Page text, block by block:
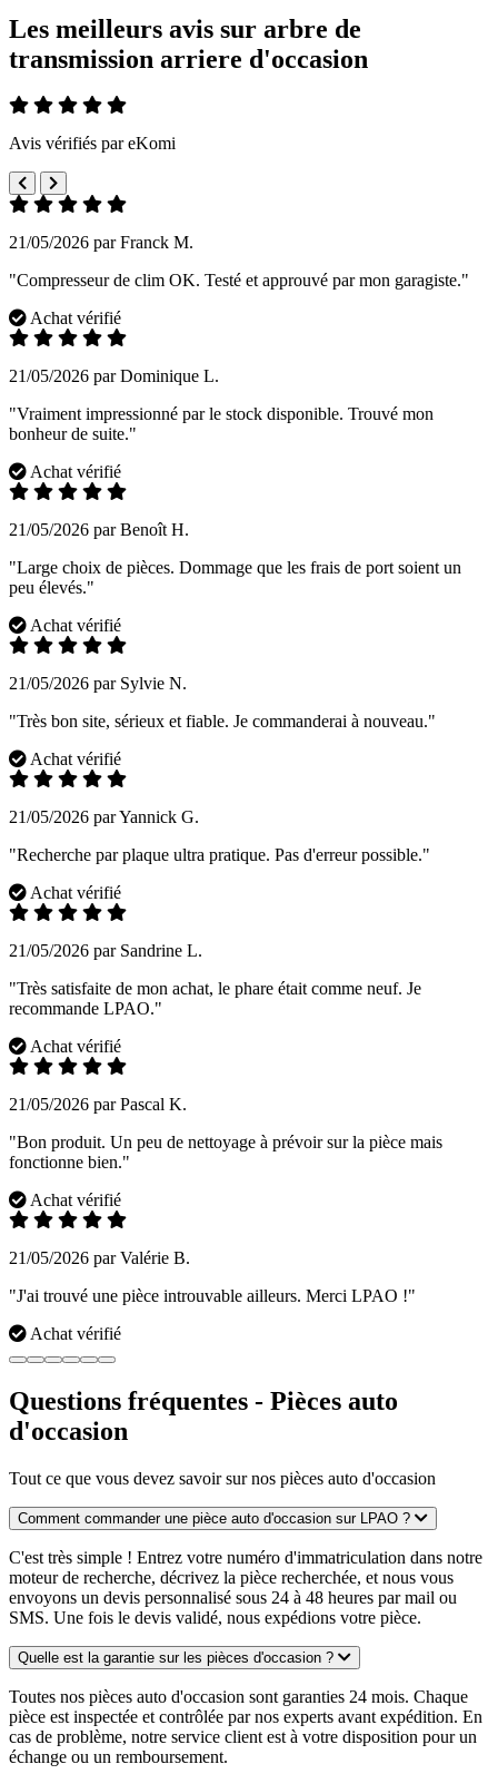
Les meilleurs avis sur arbre de
transmission arriere d'occasion
Avis vérifiés par eKomi
21/05/2026 par Franck M.
"Compresseur de clim OK. Testé et approuvé par mon garagiste."
Achat vérifié
21/05/2026 par Dominique L.
"Vraiment impressionné par le stock disponible. Trouvé mon
bonheur de suite."
Achat vérifié
21/05/2026 par Benoît H.
"Large choix de pièces. Dommage que les frais de port soient un
peu élevés."
Achat vérifié
21/05/2026 par Sylvie N.
"Très bon site, sérieux et fiable. Je commanderai à nouveau."
Achat vérifié
21/05/2026 par Yannick G.
"Recherche par plaque ultra pratique. Pas d'erreur possible."
Achat vérifié
21/05/2026 par Sandrine L.
"Très satisfaite de mon achat, le phare était comme neuf. Je
recommande LPAO."
Achat vérifié
21/05/2026 par Pascal K.
"Bon produit. Un peu de nettoyage à prévoir sur la pièce mais
fonctionne bien."
Achat vérifié
21/05/2026 par Valérie B.
"J'ai trouvé une pièce introuvable ailleurs. Merci LPAO !"
Achat vérifié
Questions fréquentes - Pièces auto
d'occasion
Tout ce que vous devez savoir sur nos pièces auto d'occasion
Comment commander une pièce auto d'occasion sur LPAO ?
C'est très simple ! Entrez votre numéro d'immatriculation dans notre
moteur de recherche, décrivez la pièce recherchée, et nous vous
envoyons un devis personnalisé sous 24 à 48 heures par mail ou
SMS. Une fois le devis validé, nous expédions votre pièce.
Quelle est la garantie sur les pièces d'occasion ?
Toutes nos pièces auto d'occasion sont garanties 24 mois. Chaque
pièce est inspectée et contrôlée par nos experts avant expédition. En
cas de problème, notre service client est à votre disposition pour un
échange ou un remboursement.